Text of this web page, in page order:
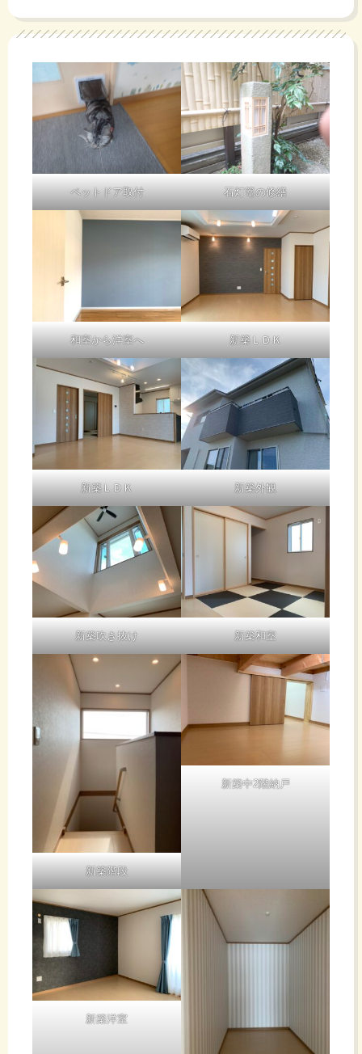
ペットドア取付 石灯篭の修繕
和室から洋室へ 新築ＬＤＫ
新築ＬＤＫ 新築外観
新築吹き抜け 新築和室
新築階段
新築中2階納戸
新築洋室